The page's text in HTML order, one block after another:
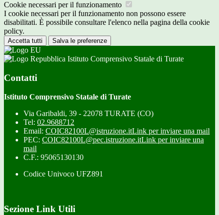
Cookie necessari per il funzionamento
I cookie necessari per il funzionamento non possono essere
disabilitati. È possibile consultare l'elenco nella pagina della cookie
policy.
Accetta tutti Salva le preferenze
Istituto Comprensivo Statale di Turate
Contatti
Istituto Comprensivo Statale di Turate
Via Garibaldi, 39 - 22078 TURATE (CO)
Tel: 02.9688712
Email: COIC82100L@istruzione.itLink per inviare una mail
PEC: COIC82100L@pec.istruzione.itLink per inviare una
mail
C.F.: 95065130130
Codice Univoco UFZ891
Sezione Link Utili